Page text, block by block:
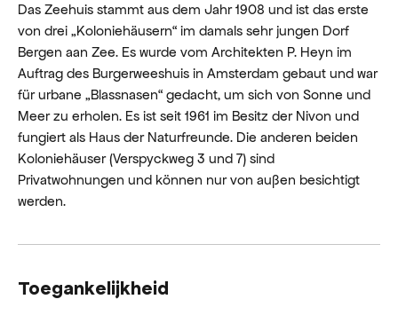
Das Zeehuis stammt aus dem Jahr 1908 und ist das erste
von drei „Koloniehäusern“ im damals sehr jungen Dorf
Bergen aan Zee. Es wurde vom Architekten P. Heyn im
Auftrag des Burgerweeshuis in Amsterdam gebaut und war
für urbane „Blassnasen“ gedacht, um sich von Sonne und
Meer zu erholen. Es ist seit 1961 im Besitz der Nivon und
fungiert als Haus der Naturfreunde. Die anderen beiden
Koloniehäuser (Verspyckweg 3 und 7) sind
Privatwohnungen und können nur von außen besichtigt
werden.
Toegankelijkheid